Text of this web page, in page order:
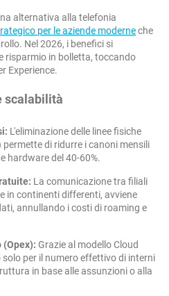
alternativa alla telefonia
per le aziende moderneche
Nel 2026, i benefici si
risparmio in bolletta, toccando
Experience.
scalabilità
L'eliminazione delle linee fisiche
permette di ridurre i canoni mensili
hardware del 40-60%.
La comunicazione tra filiali
in continenti differenti, avviene
annullando i costi di roaming e
Grazie al modello Cloud
solo per il numero effettivo di interni
in base alle assunzioni o alla